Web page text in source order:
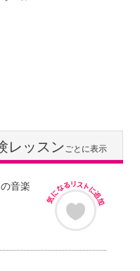
レッスンごとに表示
音楽